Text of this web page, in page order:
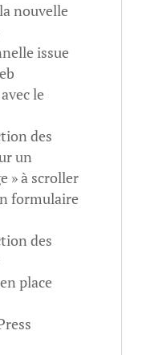
nouvelle
issue
le
des
un
» à scroller
formulaire
des
place